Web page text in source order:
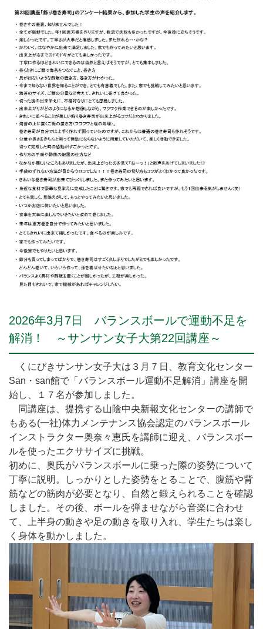
2026年3月7日 バランスボールで運動不足を
解消！ ～サンサン女子大第22回講座～
くにびきサンサン女子大は３月７日、教育文化センター
San・san館で「バランスボール運動不足解消」講座を開
始し、１７名が参加しました。
同講座は、提携する山陰中央新報文化センターの講師で
もある(一社)体力メンテナンス協会認定のバランスボール
インストラクター奥奈々恵氏を講師に迎え、バランスボー
ルを使ったエクササイズに挑戦。
初めに、奥氏がバランスボールに乗った際の姿勢について
丁寧に説明。しっかりとした姿勢をとることで、腹筋や背
筋などの筋肉が必要となり、自然と鍛えられることを確認
しました。その後、ボールを弾ませながら音楽に合わせ
て、上半身の動きや足の動きを取り入れ、学生たちは楽し
く身体を動かしました。